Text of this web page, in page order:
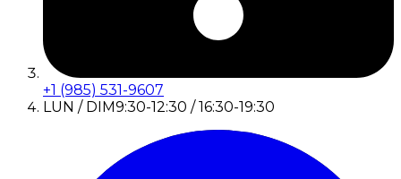
+1 (985) 531-9607
LUN / DIM9:30-12:30 / 16:30-19:30